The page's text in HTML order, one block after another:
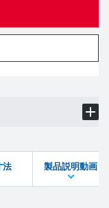
ファイル
法 製品説明動画